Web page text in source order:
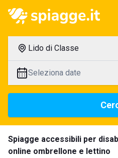
Lido di Classe
Seleziona date
Spiagge accessibili per
online ombrellone e lettino